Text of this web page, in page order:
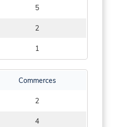
5
2
1
Commerces
2
4